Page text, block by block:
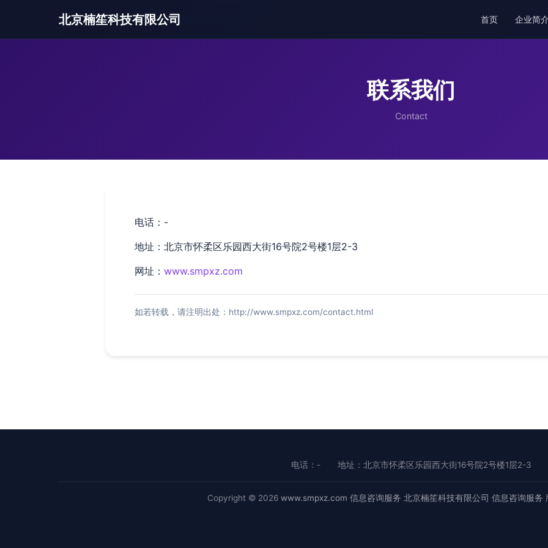
北京楠笙科技有限公司 首页 企业简介
联系我们
Contact
电话：-
地址：北京市怀柔区乐园西大街16号院2号楼1层2-3
网址： www.smpxz.com
如若转载，请注明出处：http://www.smpxz.com/contact.html
电话：- 地址：北京市怀柔区乐园西大街16号院2号楼1层2-3
Copyright © 2026 www.smpxz.com 信息咨询服务 北京楠笙科技有限公司 信息咨询服务